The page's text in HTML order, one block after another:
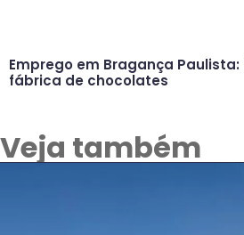
Emprego em Bragança Paulista:
fábrica de chocolates
Veja também